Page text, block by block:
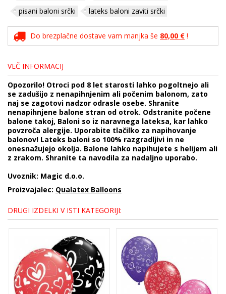
pisani baloni srčki
lateks baloni zaviti srčki
Do brezplačne dostave vam manjka še 80,00 € !
VEČ INFORMACIJ
Opozorilo! Otroci pod 8 let starosti lahko pogoltnejo ali
se zadušijo z nenapihnjenim ali počenim balonom, zato
naj se zagotovi nadzor odrasle osebe. Shranite
nenapihnjene balone stran od otrok. Odstranite počene
balone takoj, Baloni so iz naravnega lateksa, kar lahko
povzroča alergije. Uporabite tlačilko za napihovanje
balonov! Lateks baloni so 100% razgradljivi in ne
onesnažujejo okolja. Balone lahko napihujete s helijem ali
z zrakom. Shranite ta navodila za nadaljno uporabo.
Uvoznik: Magic d.o.o.
Proizvajalec: Qualatex Balloons
DRUGI IZDELKI V ISTI KATEGORIJI: